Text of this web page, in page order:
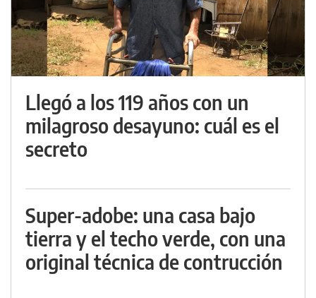
Llegó a los 119 años con un
milagroso desayuno: cuál es el
secreto
Super-adobe: una casa bajo
tierra y el techo verde, con una
original técnica de contrucción